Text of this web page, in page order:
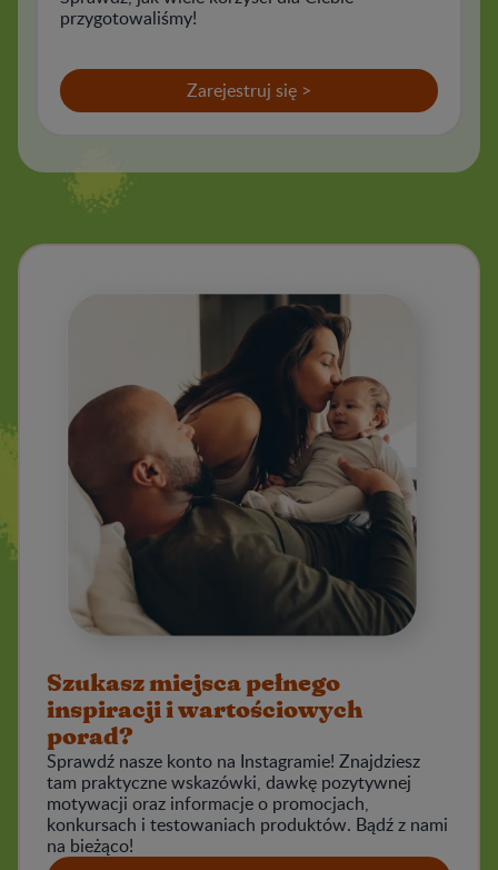
przygotowaliśmy!
Zarejestruj się >
Szukasz miejsca pełnego
inspiracji i wartościowych
porad?
Sprawdź nasze konto na Instagramie! Znajdziesz
tam praktyczne wskazówki, dawkę pozytywnej
motywacji oraz informacje o promocjach,
konkursach i testowaniach produktów. Bądź z nami
na bieżąco!